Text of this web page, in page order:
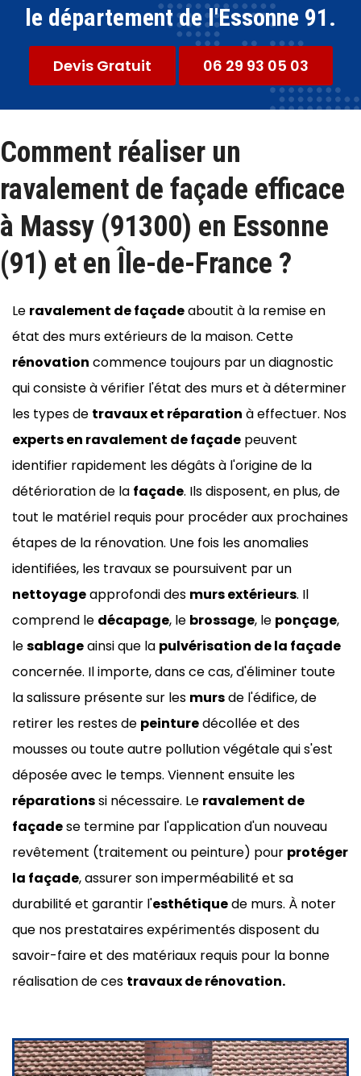
le département de l'Essonne 91.
Devis Gratuit 06 29 93 05 03
Comment réaliser un
ravalement de façade efficace
à Massy (91300) en Essonne
(91) et en Île-de-France ?
Le ravalement de façadeaboutit à la remise en
état des murs extérieurs de la maison. Cette
rénovation commence toujours par un diagnostic
qui consiste à vérifier l'état des murs et à déterminer
les types de travaux et réparation à effectuer. Nos
experts en ravalement de façade peuvent
identifier rapidement les dégâts à l'origine de la
détérioration de la façade. Ils disposent, en plus, de
tout le matériel requis pour procéder aux prochaines
étapes de la rénovation. Une fois les anomalies
identifiées, les travaux se poursuivent par un
nettoyageapprofondi des murs extérieurs. Il
comprend le décapage, le brossage, le ponçage,
lesablageainsi que la pulvérisation de la façade
concernée. Il importe, dans ce cas, d'éliminer toute
la salissure présente sur les mursde l'édifice, de
retirer les restes de peinturedécollée et des
mousses ou toute autre pollution végétale qui s'est
déposée avec le temps. Viennent ensuite les
réparationssi nécessaire. Le ravalement de
façadese termine par l'application d'un nouveau
revêtement (traitement ou peinture) pour protéger
la façade, assurer son imperméabilité et sa
durabilité et garantir l'esthétiquede murs. À noter
que nos prestataires expérimentés disposent du
savoir-faire et des matériaux requis pour la bonne
réalisation de ces travaux de rénovation.